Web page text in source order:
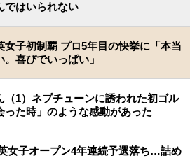
ではいられない
女子初制覇 プロ5年目の快挙に「本当
喜びでいっぱい」
（1）ネプチューンに誘われた初ゴル
った時」のような感動があった
女子オープン4年連続予選落ち…詰め